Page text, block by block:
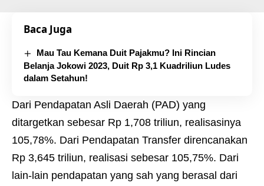
Baca Juga
Mau Tau Kemana Duit Pajakmu? Ini Rincian
Belanja Jokowi 2023, Duit Rp 3,1 Kuadriliun Ludes
dalam Setahun!
Dari Pendapatan Asli Daerah (PAD) yang
ditargetkan sebesar Rp 1,708 triliun, realisasinya
105,78%. Dari Pendapatan Transfer direncanakan
Rp 3,645 triliun, realisasi sebesar 105,75%. Dari
lain-lain pendapatan yang sah yang berasal dari